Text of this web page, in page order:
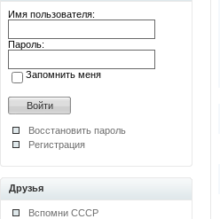
Имя пользователя:
Пароль:
Запомнить меня
Восстановить пароль
Регистрация
Друзья
Вспомни СССР